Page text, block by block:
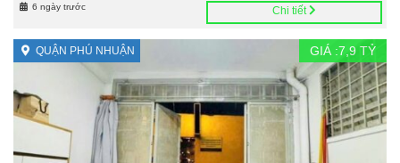
6 ngày trước Chi tiết
QUẬN PHÚ NHUẬN GIÁ :7,9 TỶ